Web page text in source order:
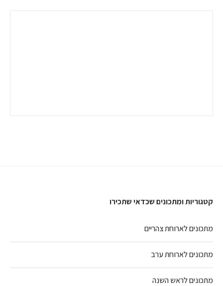
קטגוריות ומתכונים שכדאי שתכירו
מתכונים לארוחת צהריים
מתכונים לארוחת ערב
מתכונים לראש השנה